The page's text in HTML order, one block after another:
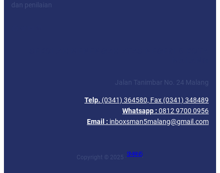
dan penilaian
Jalan Tanimbar No. 24 Malang
Telp. (0341) 364580, Fax (0341) 348489
Whatsapp : 0812 9700 0956
Email : inboxsman5malang@gmail.com
Copyright © 2025 ·SMAN 5·